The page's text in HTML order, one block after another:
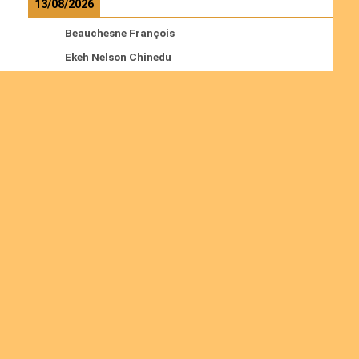
13/08/2026
Beauchesne François
Ekeh Nelson Chinedu